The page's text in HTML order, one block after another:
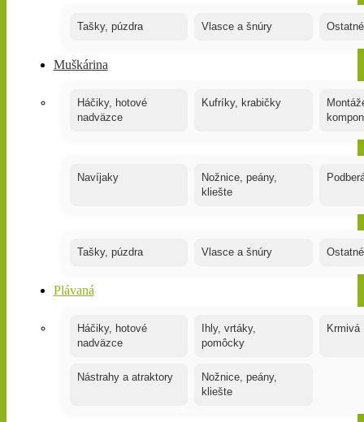
Tašky, púzdra Vlasce a šnúry Ostatné
Muškárina
Háčiky, hotové
nadväzce
Kufríky, krabičky
Navíjaky
Nožnice, peány,
kliešte
Tašky, púzdra Vlasce a šnúry
Plávaná
Háčiky, hotové
nadväzce
Ihly, vrtáky,
pomôcky
Krmivá
Nástrahy a atraktory
Nožnice, peány,
kliešte